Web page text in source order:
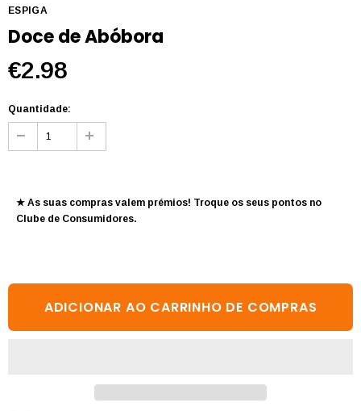
ESPIGA
Doce de Abóbora
€2.98
Quantidade:
★ As suas compras valem prémios! Troque os seus pontos no
Clube de Consumidores.